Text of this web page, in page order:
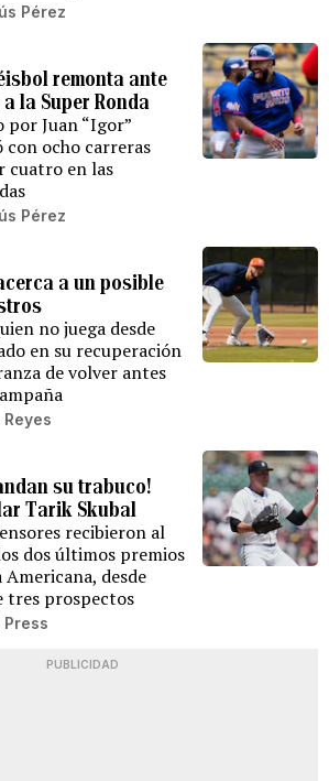
Pérez
remonta ante
la Super Ronda
Juan “Igor”
con ocho carreras
cuatro en las
Pérez
a un posible
no juega desde
en su recuperación
de volver antes
su trabuco!
Tarik Skubal
recibieron al
dos últimos premios
Americana, desde
tres prospectos
PUBLICIDAD